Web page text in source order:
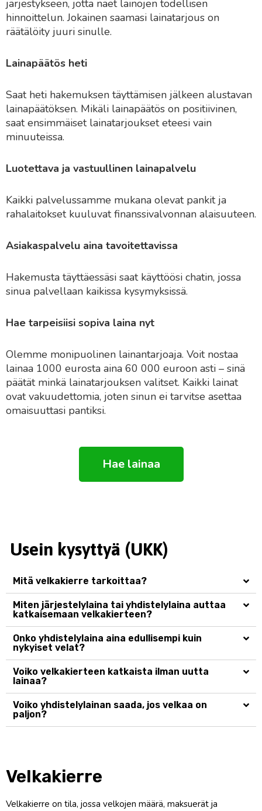
järjestykseen, jotta näet lainojen todellisen
hinnoittelun. Jokainen saamasi lainatarjous on
räätälöity juuri sinulle.
Lainapäätös heti
Saat heti hakemuksen täyttämisen jälkeen alustavan
lainapäätöksen. Mikäli lainapäätös on positiivinen,
saat ensimmäiset lainatarjoukset eteesi vain
minuuteissa.
Luotettava ja vastuullinen lainapalvelu
Kaikki palvelussamme mukana olevat pankit ja
rahalaitokset kuuluvat finanssivalvonnan alaisuuteen.
Asiakaspalvelu aina tavoitettavissa
Hakemusta täyttäessäsi saat käyttöösi chatin, jossa
sinua palvellaan kaikissa kysymyksissä.
Hae tarpeisiisi sopiva laina nyt
Olemme monipuolinen lainantarjoaja. Voit nostaa
lainaa 1000 eurosta aina 60 000 euroon asti – sinä
päätät minkä lainatarjouksen valitset. Kaikki lainat
ovat vakuudettomia, joten sinun ei tarvitse asettaa
omaisuuttasi pantiksi.
Hae lainaa
Usein kysyttyä (UKK)
Mitä velkakierre tarkoittaa?
Miten järjestelylaina tai yhdistelylaina auttaa
katkaisemaan velkakierteen?
Onko yhdistelylaina aina edullisempi kuin
nykyiset velat?
Voiko velkakierteen katkaista ilman uutta
lainaa?
Voiko yhdistelylainan saada, jos velkaa on
paljon?
Velkakierre
Velkakierre on tila, jossa velkojen määrä, maksuerät ja